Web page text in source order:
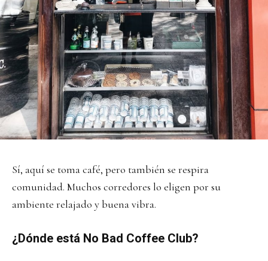
Sí, aquí se toma café, pero también se respira
comunidad. Muchos corredores lo eligen por su
ambiente relajado y buena vibra.
¿Dónde está No Bad Coffee Club?